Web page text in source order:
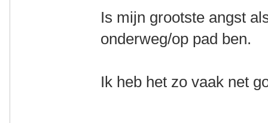
Is mijn grootste angst
onderweg/op pad ben.
Ik heb het zo vaak net